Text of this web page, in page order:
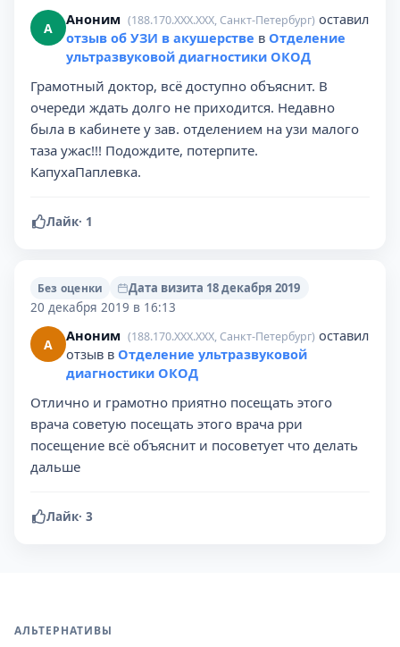
А Аноним (188.170.XXX.XXX, Санкт-Петербург) оставил
отзыв об УЗИ в акушерстве в Отделение
ультразвуковой диагностики ОКОД
Грамотный доктор, всё доступно объяснит. В
очереди ждать долго не приходится. Недавно
была в кабинете у зав. отделением на узи малого
таза ужас!!! Подождите, потерпите.
КапухаПаплевка.
Лайк· 1
Без оценки
Дата визита 18 декабря 2019
20 декабря 2019 в 16:13
А Аноним (188.170.XXX.XXX, Санкт-Петербург) оставил
отзыв в Отделение ультразвуковой
диагностики ОКОД
Отлично и грамотно приятно посещать этого
врача советую посещать этого врача рри
посещение всё объяснит и посоветует что делать
дальше
Лайк· 3
АЛЬТЕРНАТИВЫ